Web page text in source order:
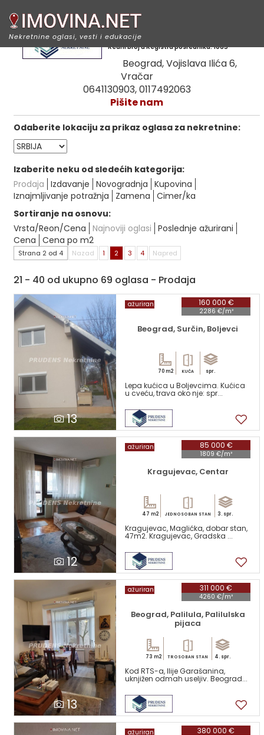
Prudens nekretnine
Redni broj u Registru posrednika: 1065
Beograd, Vojislava Ilića 6,
Vračar
0641130903, 0117492063
Pišite nam
Odaberite lokaciju za prikaz oglasa za nekretnine:
Izaberite neku od sledećih kategorija:
Prodaja Izdavanje Novogradnja Kupovina
Iznajmljivanje potražnja
Zamena Cimer/ka
Sortiranje na osnovu:
Vrsta/Reon/Cena Najnoviji oglasi Poslednje ažurirani
Cena Cena po m2
Strana 2 od 4 Nazad 1 2 3 4 Napred
21 - 40 od ukupno 69 oglasa - Prodaja
13
160 000 €
2286 €/m²
ažuriran
Beograd, Surčin, Boljevci
70 m2 KUĆA spr.
Lepa kućica u Boljevcima. Kućica
u cveću, trava oko nje: spr...
12
85 000 €
1809 €/m²
ažuriran
Kragujevac, Centar
47 m2 JEDNOSOBAN STAN 3. spr.
Kragujevac, Maglićka, dobar stan,
47m2. Kragujevac, Gradska ...
13
311 000 €
4260 €/m²
ažuriran
Beograd, Palilula, Palilulska
pijaca
73 m2 TROSOBAN STAN 4. spr.
Kod RTS-a, Ilije Garašanina,
uknjižen odmah useljiv. Beograd...
380 000 €
ažuriran
Nekretnine oglasi, vesti i edukacije